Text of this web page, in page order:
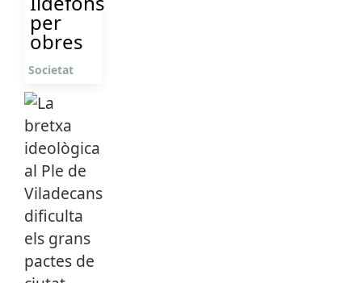
per
obres
Societat